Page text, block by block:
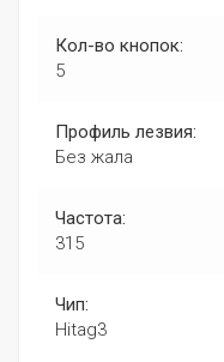
Кол-во кнопок:
5
Профиль лезвия:
Без жала
Частота:
315
Чип:
Hitag3